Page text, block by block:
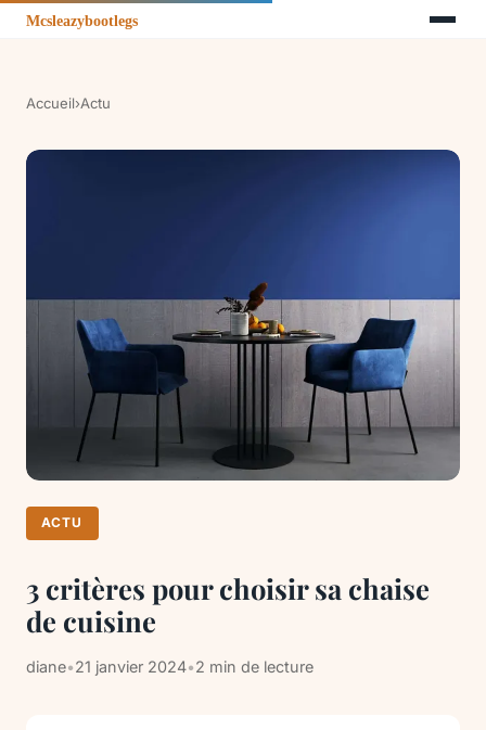
Accueil›Actu
ACTU
3 critères pour choisir sa chaise
de cuisine
diane•21 janvier 2024•2 min de lecture